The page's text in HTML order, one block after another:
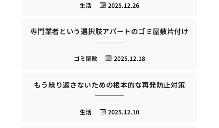
2025.12.26
生活
専門業者という選択肢アパートのゴミ屋敷片付け
2025.12.18
ゴミ屋敷
もう繰り返さないための根本的な再発防止対策
2025.12.10
生活